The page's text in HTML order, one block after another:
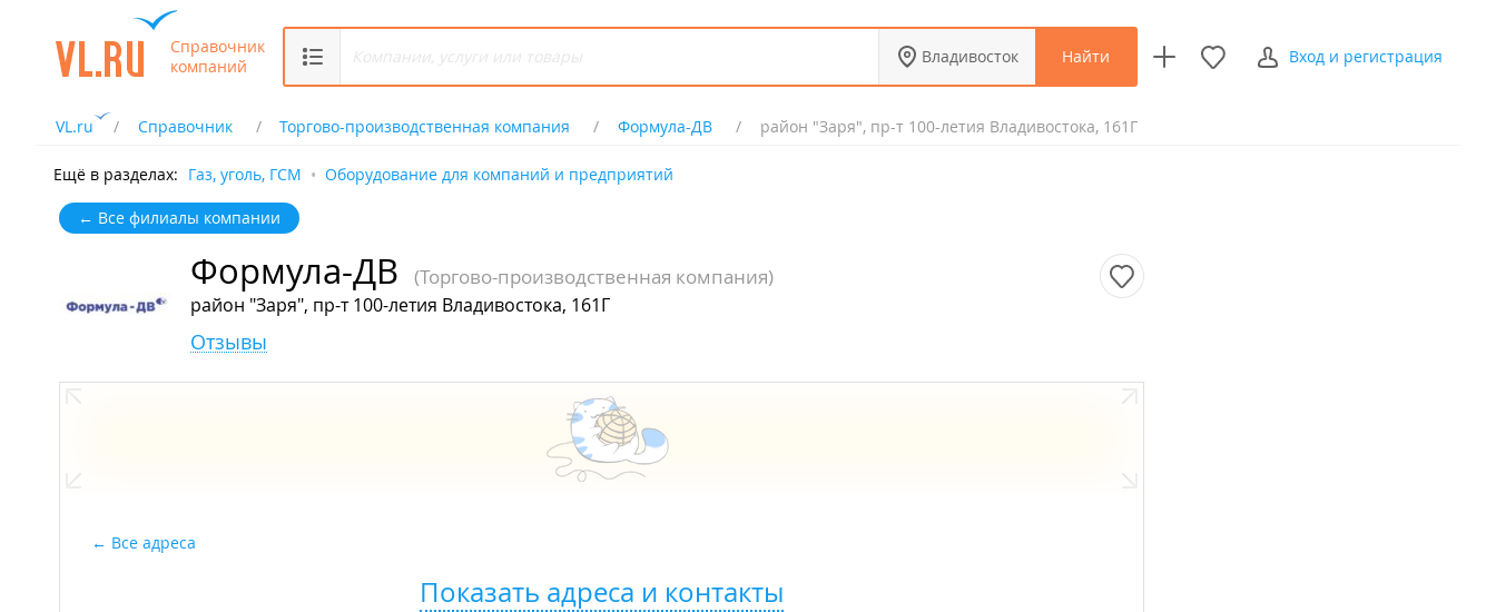
Справочник
компаний
Владивосток Найти Вход и регистрация
VL.ru Справочник Торгово-производственная компания Формула-ДВ район "Заря", пр-т 100-летия Владивостока, 161Г
Ещё в разделах: Газ, уголь, ГСМ Оборудование для компаний и предприятий
← Все филиалы компании
Формула-ДВ (Торгово-производственная компания)
район "Заря", пр-т 100-летия Владивостока, 161Г
Отзывы
Все адреса
Показать адреса и контакты